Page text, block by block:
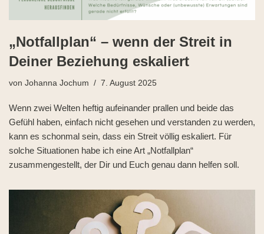
„Notfallplan“ – wenn der Streit in
Deiner Beziehung eskaliert
von Johanna Jochum 7. August 2025
Wenn zwei Welten heftig aufeinander prallen und beide das
Gefühl haben, einfach nicht gesehen und verstanden zu werden,
kann es schonmal sein, dass ein Streit völlig eskaliert. Für
solche Situationen habe ich eine Art „Notfallplan“
zusammengestellt, der Dir und Euch genau dann helfen soll.